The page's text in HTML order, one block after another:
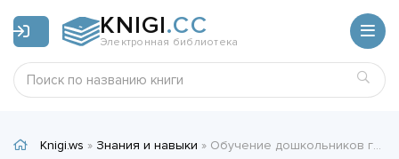
KNIGI.CC
Электронная библиотека
Knigi.ws » Знания и навыки » Обучение дошкольников грамоте. Для занятий с детьми 3-7 лет - Н. С. Варенцова